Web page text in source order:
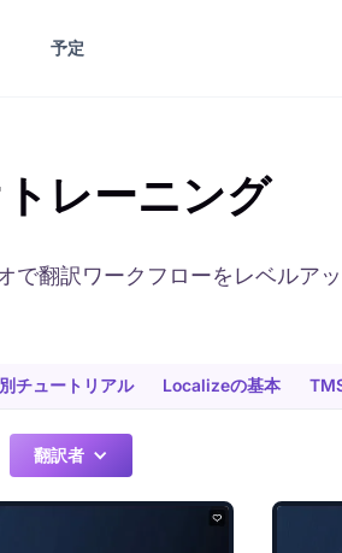
予定
レーニング
で翻訳ワークフローをレベルア
チュートリアル Localizeの基本
翻訳者